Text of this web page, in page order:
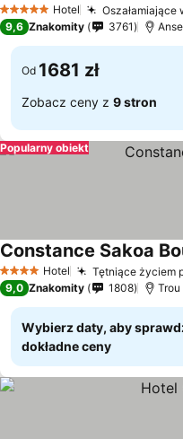
5 KategoriaHotel
9,6 Znakomity 3761
Od 1681 zł
Zobacz ceny z 9 stron
Popularny obiekt
4 KategoriaHotel Tętniące życiem
Constance Sakoa
9,0 Znakomity 1808 Trou
Wybierz daty, aby
dokładne ceny